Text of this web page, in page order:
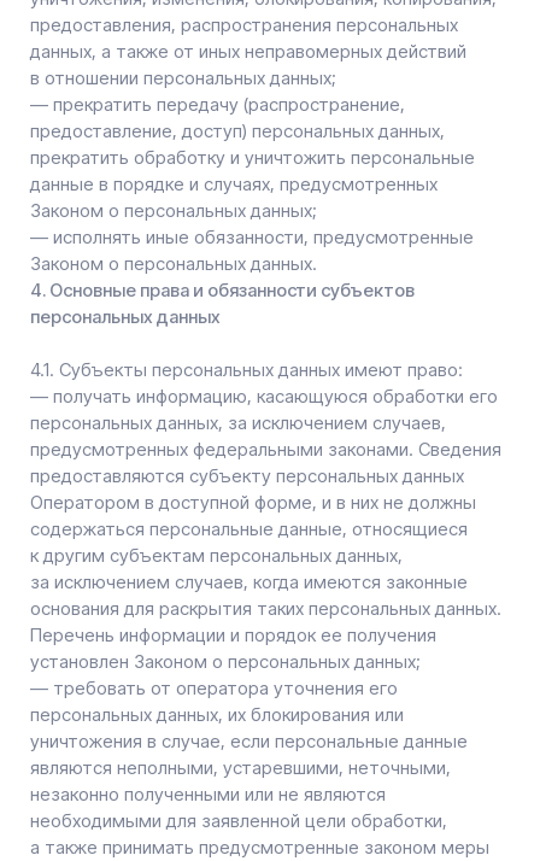
— обжаловать в уполномоченный орган по защите
прав субъектов персональных данных или в судебном
порядке неправомерные действия или бездействие
Оператора при обработке его персональных данных;
— на осуществление иных прав, предусмотренных
законодательством РФ.
4.2. Субъекты персональных данных обязаны:
— предоставлять Оператору достоверные данные
о себе;
— сообщать Оператору об уточнении (обновлении,
изменении) своих персональных данных.
4.3. Лица, передавшие Оператору недостоверные
сведения о себе, либо сведения о другом субъекте
персональных данных без согласия последнего, несут
ответственность в соответствии
с законодательством РФ.
5.1. Обработка персональных данных осуществляется
на законной и справедливой основе.
5.2. Обработка персональных данных ограничивается
достижением конкретных, заранее определенных
и законных целей. Не допускается обработка
персональных данных, несовместимая с целями сбора
персональных данных.
5.3. Не допускается объединение баз данных,
содержащих персональные данные, обработка
которых осуществляется в целях, несовместимых
между собой.
5.4. Обработке подлежат только персональные
данные, которые отвечают целям их обработки.
5.5. Содержание и объем обрабатываемых
персональных данных соответствуют заявленным
целям обработки. Не допускается избыточность
обрабатываемых персональных данных по отношению
5.6. При обработке персональных данных
обеспечивается точность персональных данных,
их достаточность, а в необходимых случаях
и актуальность по отношению к целям обработки